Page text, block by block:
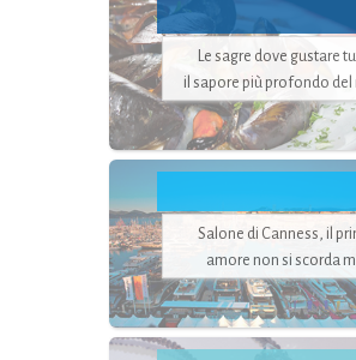
Le sagre dove gustare
il sapore più profondo del
Salone di Canness, il
amore non si scorda